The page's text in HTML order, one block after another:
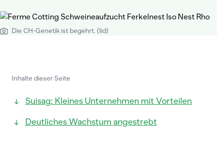
Die CH-Genetik ist begehrt. (lid)
Inhalte dieser Seite
Suisag: Kleines Unternehmen mit Vorteilen
Deutliches Wachstum angestrebt